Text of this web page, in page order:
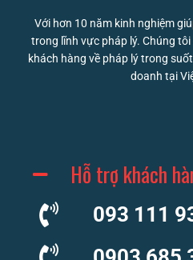
Với hơn 10 năm kinh nghiệm
trong lĩnh vực pháp lý. Chúng
khách hàng về pháp lý trong
doanh tại
Hỗ trợ khách
093 111